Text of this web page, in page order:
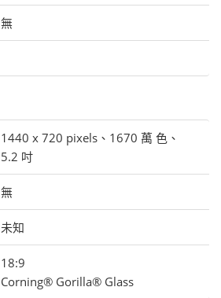
無
1440 x 720 pixels、1670 萬 色、
5.2 吋
無
未知
18:9
Corning® Gorilla® Glass